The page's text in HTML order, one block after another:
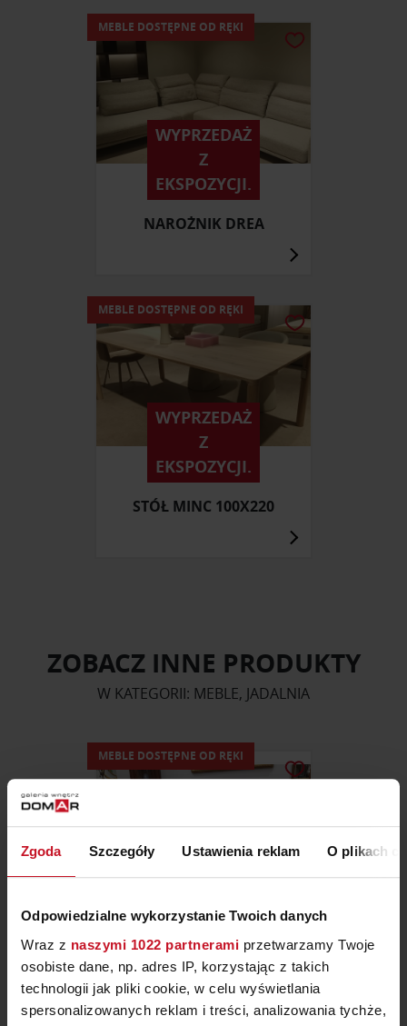
Zgoda Szczegóły Ustawienia reklam O plikach
Odpowiedzialne wykorzystanie Twoich danych
Wraz z naszymi 1022 partnerami przetwarzamy Twoje
osobiste dane, np. adres IP, korzystając z takich
technologii jak pliki cookie, w celu wyświetlania
spersonalizowanych reklam i treści, analizowania tychże,
WYPRZEDAŻ
Z
EKSPOZYCJI.
NAROŻNIK DREA
MEBLE DOSTĘPNE OD RĘKI
WYPRZEDAŻ
Z
EKSPOZYCJI.
STÓŁ MINC 100X220
MEBLE DOSTĘPNE OD RĘKI
ZOBACZ INNE PRODUKTY
W KATEGORII: MEBLE, JADALNIA
STYLOWY STÓŁ C
ROZKŁADANY
MEBLE DOSTĘPNE OD RĘKI